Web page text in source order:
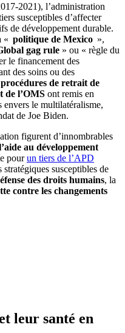
2021), l’administration
susceptibles d’affecter
de développement durable.
« politique de Mexico »,
gag rule » ou « règle du
le financement des
des soins ou des
procédures de retrait de
de l’OMS ont remis en
envers le multilatéralisme,
de Joe Biden.
figurent d’innombrables
au développement
pourun tiers de l’APD
susceptibles de
des droits humains, la
contre les changements
leur santé en